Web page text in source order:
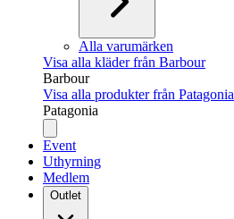
Alla varumärken
Visa alla kläder från Barbour
Barbour
Visa alla produkter från Patagonia
Patagonia
Event
Uthyrning
Medlem
Outlet